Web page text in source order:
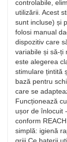
controlabile,
utilizării. Acest
sunt incluse) și
folosi manual
dispozitiv care
variabile și să-ți
este alegerea
stimulare țintită
bază pentru
care se
Funcționează
ușor de înlocuit
conform
simplă: igienă